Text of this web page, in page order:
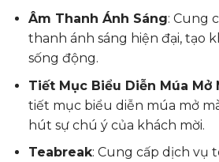
Âm Thanh Ánh Sáng: Cung
thanh ánh sáng hiện đại, tạo
sống động.
Tiết Mục Biểu Diễn Múa Mở
tiết mục biểu diễn múa mở
hút sự chú ý của khách mời.
Teabreak: Cung cấp dịch vụ